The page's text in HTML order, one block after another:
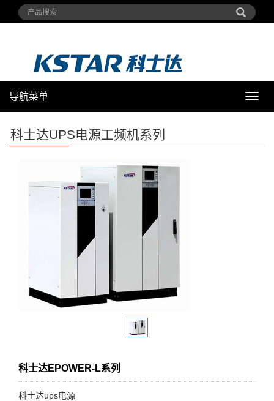
导
导航菜单
科士达UPS电源工频机系列
科士达EPOWER-L系列
科士达ups电源